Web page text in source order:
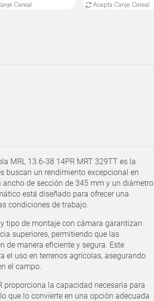
Cereal
Acepta Canje Cereal
MRL 13.6-38 14PR MRT 329TT es la
buscan un rendimiento excepcional en
ancho de sección de 345 mm y un diámetro
está diseñado para ofrecer una
condiciones de trabajo.
tipo de montaje con cámara garantizan
superiores, permitiendo que las
de manera eficiente y segura. Este
el uso en terrenos agrícolas, asegurando
el campo.
proporciona la capacidad necesaria para
que lo convierte en una opción adecuada